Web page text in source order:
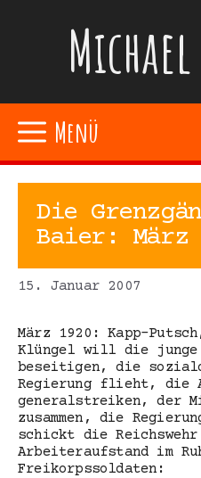
Menü
Die
Baier: März
15. Januar 2007
März 1920: Kapp-
Klüngel will die junge
beseitigen, die
Regierung flieht, die
generalstreiken, der
zusammen, die
schickt die Reichswehr
Arbeiteraufstand im
Freikorpssoldaten: